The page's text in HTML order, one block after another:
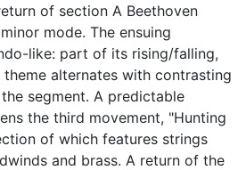
of section A Beethoven
mode. The ensuing
like: part of its rising/falling,
alternates with contrasting
segment. A predictable
the third movement, "Hunting
of which features strings
and brass. A return of the